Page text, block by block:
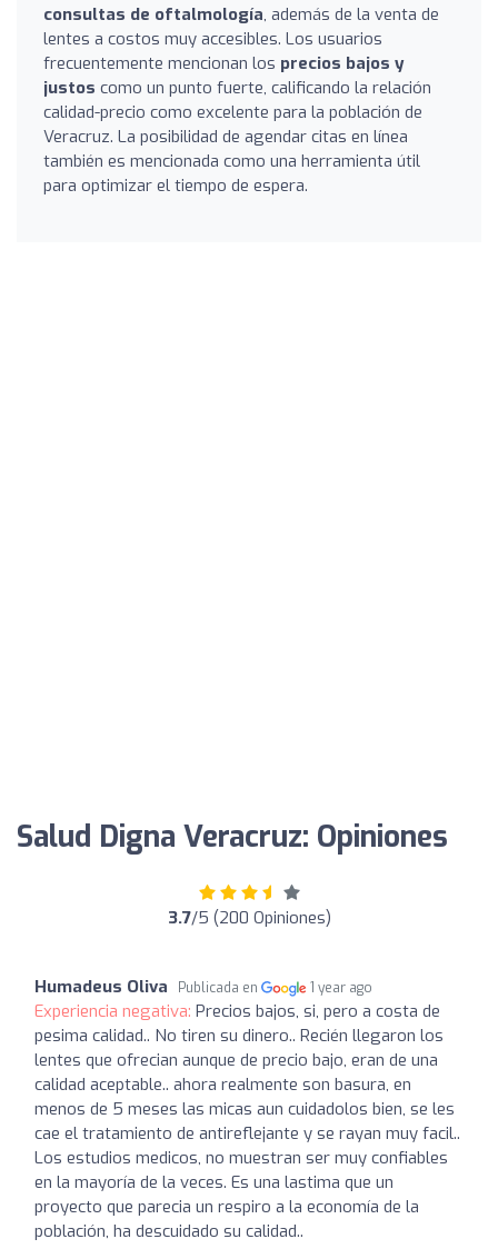
consultas de oftalmología, además de la venta de
lentes a costos muy accesibles. Los usuarios
frecuentemente mencionan los precios bajos y
justos como un punto fuerte, calificando la relación
calidad-precio como excelente para la población de
Veracruz. La posibilidad de agendar citas en línea
también es mencionada como una herramienta útil
para optimizar el tiempo de espera.
Salud Digna Veracruz: Opiniones
3.7/5 (200 Opiniones)
Humadeus Oliva Publicada en 1 year ago
Experiencia negativa: Precios bajos, si, pero a costa de
pesima calidad.. No tiren su dinero.. Recién llegaron los
lentes que ofrecian aunque de precio bajo, eran de una
calidad aceptable.. ahora realmente son basura, en
menos de 5 meses las micas aun cuidadolos bien, se les
cae el tratamiento de antireflejante y se rayan muy facil..
Los estudios medicos, no muestran ser muy confiables
en la mayoría de la veces. Es una lastima que un
proyecto que parecia un respiro a la economía de la
población, ha descuidado su calidad..